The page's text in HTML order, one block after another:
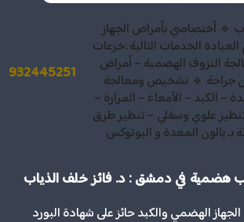
🔹 أختصاصي بأمراض الجهاز
الخدمات التالية :خزعات
النزوف الهضمية – أمراض
جراحة 🔹 تشخيص ومعالجة
– الكبد – الأمعاء – المرارة –
علوي وسفلي – تنظير طرق
بـ بالون المعدة و البوتوكس
932445251
هضمية في دمشق : د. فائز خلف الذياب
الهضمي والكبد حائز على شهادة البورد